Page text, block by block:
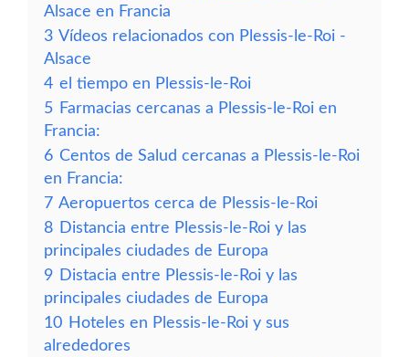
Alsace en Francia
3 Vídeos relacionados con Plessis-le-Roi -
Alsace
4 el tiempo en Plessis-le-Roi
5 Farmacias cercanas a Plessis-le-Roi en
Francia:
6 Centos de Salud cercanas a Plessis-le-Roi
en Francia:
7 Aeropuertos cerca de Plessis-le-Roi
8 Distancia entre Plessis-le-Roi y las
principales ciudades de Europa
9 Distacia entre Plessis-le-Roi y las
principales ciudades de Europa
10 Hoteles en Plessis-le-Roi y sus
alrededores